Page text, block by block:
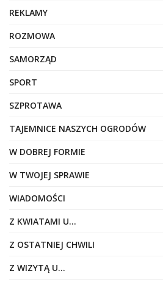
REKLAMY
ROZMOWA
SAMORZĄD
SPORT
SZPROTAWA
TAJEMNICE NASZYCH OGRODÓW
W DOBREJ FORMIE
W TWOJEJ SPRAWIE
WIADOMOŚCI
Z KWIATAMI U…
Z OSTATNIEJ CHWILI
Z WIZYTĄ U…